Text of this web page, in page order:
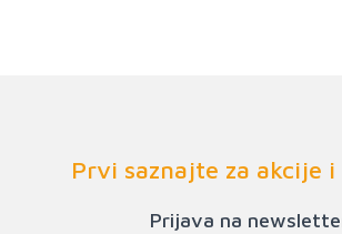
Prvi saznajte za akcije
Prijava na